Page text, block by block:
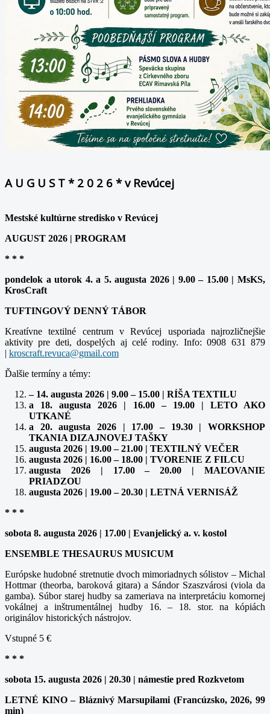
A U G U S T * 2 0 2 6 * v Revúcej
Mestské kultúrne stredisko v Revúcej
AUGUST 2026 | PROGRAM
* * *
pondelok a utorok 4. a 5. augusta 2026 | 9.00 – 15.00 | MsKS,
KrosCraft
TUFTINGOVÝ DENNÝ TÁBOR
Kreatívne textilné centrum v Revúcej usporiada najrozličnejšie
aktivity pre deti, dospelých aj celé rodiny. Info: 0908 631 879
| kroscraft.revuca@gmail.com
Ďalšie termíny a témy:
– 14. augusta 2026 | 9.00 – 15.00 | RÍŠA TEXTILU
a 18. augusta 2026 | 16.00 – 19.00 | LETO AKO
UTKANÉ
a 20. augusta 2026 | 17.00 – 19.30 | WORKSHOP
TKANIA DIZAJNOVEJ TAŠKY
augusta 2026 | 19.00 – 21.00 | TEXTILNÝ VEČER
augusta 2026 | 16.00 – 18.00 | TVORENIE Z FILCU
augusta 2026 | 17.00 – 20.00 | MAĽOVANIE
PRIADZOU
augusta 2026 | 19.00 – 20.30 | LETNÁ VERNISÁŽ
* * *
sobota 8. augusta 2026 | 17.00 | Evanjelický a. v. kostol
ENSEMBLE THESAURUS MUSICUM
Európske hudobné stretnutie dvoch mimoriadnych sólistov – Michal
Hottmar (theorba, baroková gitara) a Sándor Szaszvárosi (viola da
gamba). Súbor starej hudby sa zameriava na interpretáciu komornej
vokálnej a inštrumentálnej hudby 16. – 18. stor. na kópiách
originálov historických nástrojov.
Vstupné 5 €
* * *
sobota 15. augusta 2026 | 20.30 | námestie pred Rozkvetom
LETNÉ KINO – Bláznivý Marsupilami (Francúzsko, 2026, 99
min)